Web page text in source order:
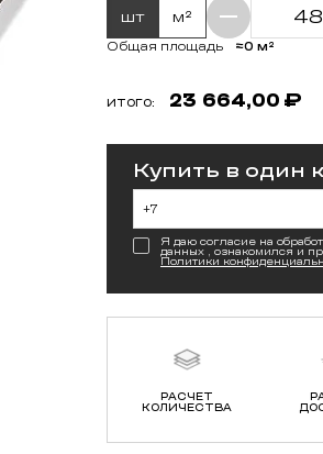
шт м²
Общая площадь ≈0 м²
ИТОГО: 23 664,00 ₽
Купить в один
Я даю согласие на
данных , ознакомился и
Политики
РАСЧЕТ
КОЛИЧЕСТВА